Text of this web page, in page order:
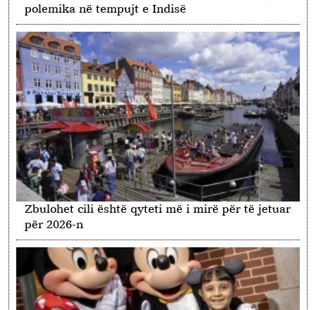
polemika në tempujt e Indisë
Zbulohet cili është qyteti më i mirë për të jetuar
për 2026-n